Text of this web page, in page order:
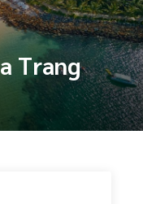
Trang